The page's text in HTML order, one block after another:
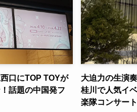
口にTOP TOYが
話題の中国発フ
大迫力の生演
桂川で人気イ
楽隊コンサー